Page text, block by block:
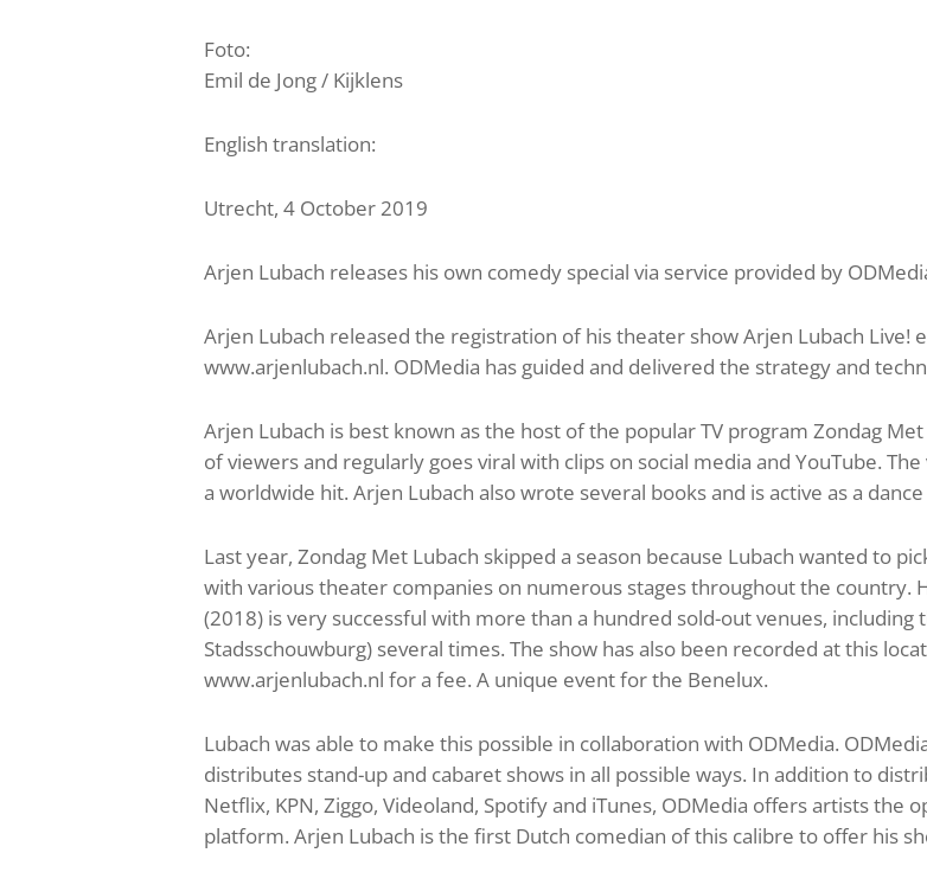
Foto:
Emil de Jong / Kijklens
English translation:
Utrecht, 4 October 2019
Arjen Lubach releases his own comedy special via service provided by
Arjen Lubach released the registration of his theater show Arjen Lubach Live!
www.arjenlubach.nl. ODMedia has guided and delivered the strategy and
Arjen Lubach is best known as the host of the popular TV program Zondag
of viewers and regularly goes viral with clips on social media and YouTube.
a worldwide hit. Arjen Lubach also wrote several books and is active as a
Last year, Zondag Met Lubach skipped a season because Lubach wanted to
with various theater companies on numerous stages throughout the country.
(2018) is very successful with more than a hundred sold-out venues,
Stadsschouwburg) several times. The show has also been recorded at this
www.arjenlubach.nl for a fee. A unique event for the Benelux.
Lubach was able to make this possible in collaboration with ODMedia.
distributes stand-up and cabaret shows in all possible ways. In addition to
Netflix, KPN, Ziggo, Videoland, Spotify and iTunes, ODMedia offers artists
platform. Arjen Lubach is the first Dutch comedian of this calibre to offer his